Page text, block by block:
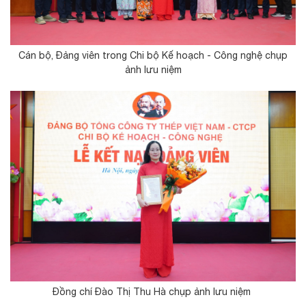
Cán bộ, Đảng viên trong Chi bộ Kế hoạch - Công nghệ chụp
ảnh lưu niệm
Đồng chí Đào Thị Thu Hà chụp ảnh lưu niệm